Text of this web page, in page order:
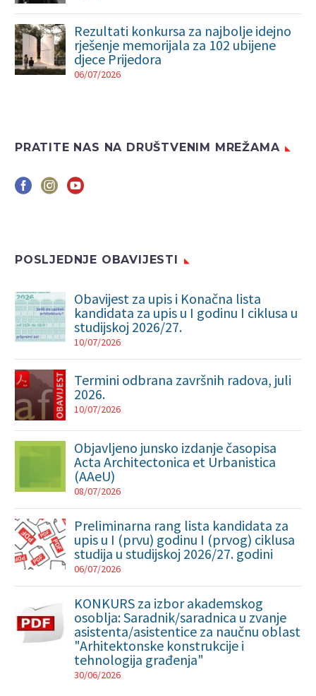
Rezultati konkursa za najbolje idejno
rješenje memorijala za 102 ubijene
djece Prijedora
06/07/2026
PRATITE NAS NA DRUŠTVENIM MREŽAMA
POSLJEDNJE OBAVIJESTI
Obavijest za upis i Konačna lista
kandidata za upis u I godinu I ciklusa u
studijskoj 2026/27.
10/07/2026
Termini odbrana završnih radova, juli
2026.
10/07/2026
Objavljeno junsko izdanje časopisa
Acta Architectonica et Urbanistica
(AAeU)
08/07/2026
Preliminarna rang lista kandidata za
upis u I (prvu) godinu I (prvog) ciklusa
studija u studijskoj 2026/27. godini
06/07/2026
KONKURS za izbor akademskog
osoblja: Saradnik/saradnica u zvanje
asistenta/asistentice za naučnu oblast
"Arhitektonske konstrukcije i
tehnologija građenja"
30/06/2026